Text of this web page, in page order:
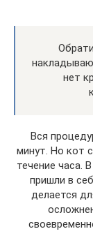
нет
Вся
минут. Но кот
течение часа.
пришли в
делается